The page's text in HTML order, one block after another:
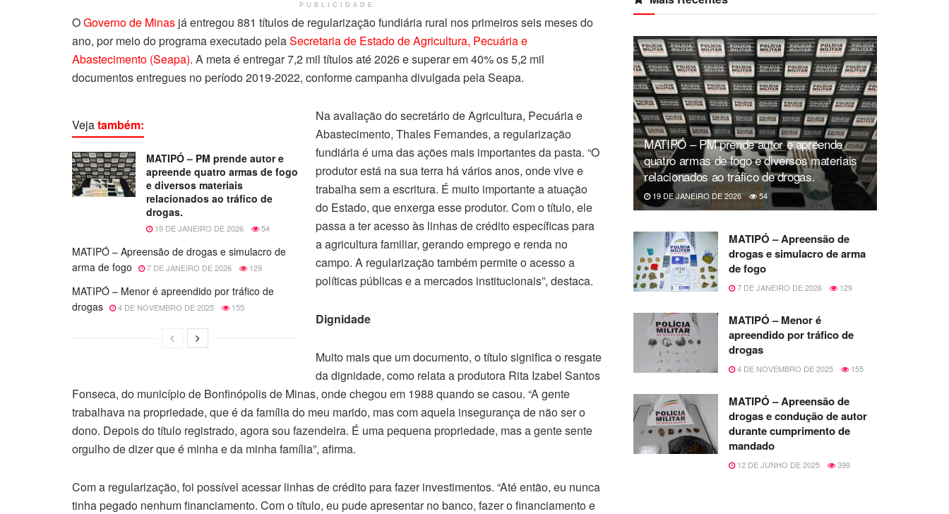
PUBLICIDADE
OGoverno de Minas já entregou 881 títulos de regularização fundiária rural nos primeiros seis meses do
ano, por meio do programa executado pelaSecretaria de Estado de Agricultura, Pecuária e
Abastecimento (Seapa). A meta é entregar 7,2 mil títulos até 2026 e superar em 40% os 5,2 mil
documentos entregues no período 2019-2022, conforme campanha divulgada pela Seapa.
Vejatambém:
MATIPÓ – PM prende autor e
apreende quatro armas de fogo
e diversos materiais
relacionados ao tráfico de
drogas.
19 DE JANEIRO DE 2026 54
MATIPÓ – Apreensão de drogas e simulacro de
arma de fogo
7 DE JANEIRO DE 2026 129
MATIPÓ – Menor é apreendido por tráfico de
drogas
4 DE NOVEMBRO DE 2025 155
Na avaliação do secretário de Agricultura, Pecuária e
Abastecimento, Thales Fernandes, a regularização
fundiária é uma das ações mais importantes da pasta. “O
produtor está na sua terra há vários anos, onde vive e
trabalha sem a escritura. É muito importante a atuação
do Estado, que enxerga esse produtor. Com o título, ele
passa a ter acesso às linhas de crédito específicas para
a agricultura familiar, gerando emprego e renda no
campo. A regularização também permite o acesso a
políticas públicas e a mercados institucionais”, destaca.
Dignidade
Muito mais que um documento, o título significa o resgate
da dignidade, como relata a produtora Rita Izabel Santos
Fonseca, do município de Bonfinópolis de Minas, onde chegou em 1988 quando se casou. “A gente
trabalhava na propriedade, que é da família do meu marido, mas com aquela insegurança de não ser o
dono. Depois do título registrado, agora sou fazendeira. É uma pequena propriedade, mas a gente sente
orgulho de dizer que é minha e da minha família”, afirma.
Com a regularização, foi possível acessar linhas de crédito para fazer investimentos. “Até então, eu nunca
tinha pegado nenhum financiamento. Com o título, eu pude apresentar no banco, fazer o financiamento e
MATIPÓ – PM prende autor e apreende
quatro armas de fogo e diversos materiais
relacionados ao tráfico de drogas.
19 DE JANEIRO DE 2026 54
MATIPÓ – Apreensão de
drogas e simulacro de arma
de fogo
7 DE JANEIRO DE 2026 129
MATIPÓ – Menor é
apreendido por tráfico de
drogas
4 DE NOVEMBRO DE 2025 155
MATIPÓ – Apreensão de
drogas e condução de autor
durante cumprimento de
mandado
12 DE JUNHO DE 2025 399